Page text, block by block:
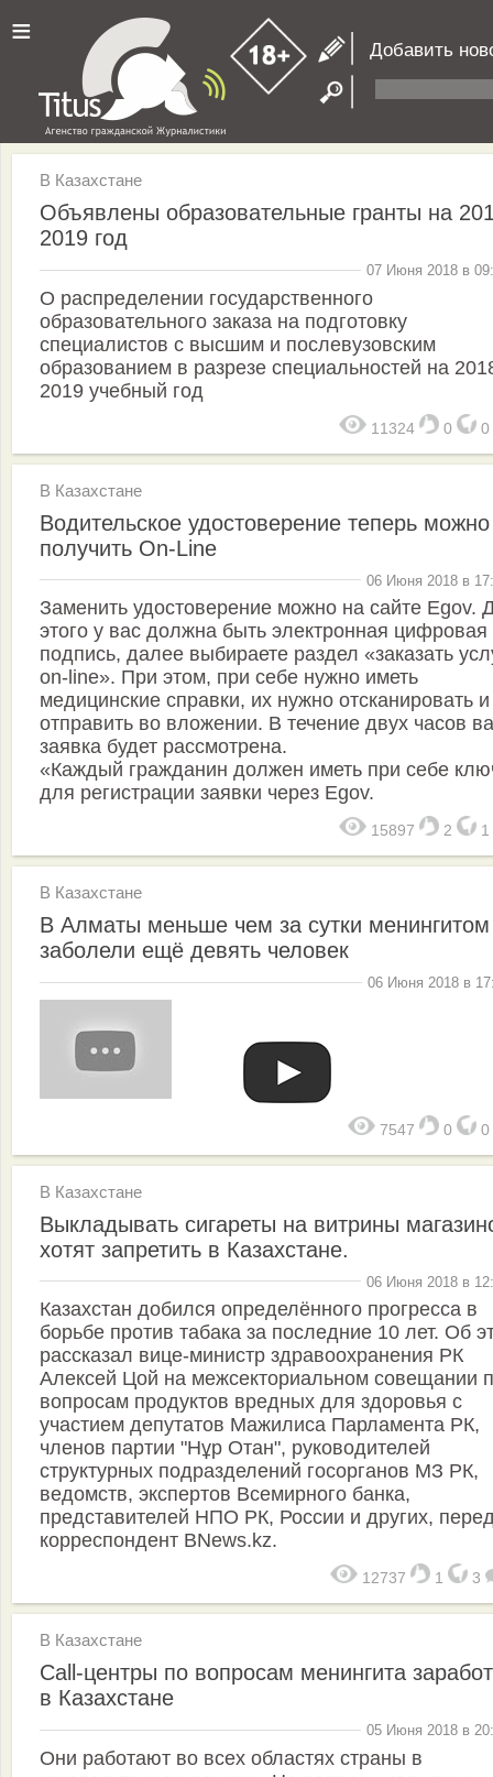
≡ Добавить
В Казахстане
Объявлены образовательные гранты на
2019 год
07 Июня 2018 в
О распределении государственного
образовательного заказа на подготовку
специалистов с высшим и послевузовским
образованием в разрезе специальностей на
2019 учебный год
11324 0 0
В Казахстане
Водительское удостоверение теперь можно
получить On-Line
06 Июня 2018 в
Заменить удостоверение можно на сайте Egov.
этого у вас должна быть электронная цифровая
подпись, далее выбираете раздел «заказать
on-line». При этом, при себе нужно иметь
медицинские справки, их нужно отсканировать и
отправить во вложении. В течение двух часов
заявка будет рассмотрена.
«Каждый гражданин должен иметь при себе
для регистрации заявки через Egov.
15897 2 1
В Казахстане
В Алматы меньше чем за сутки менингитом
заболели ещё девять человек
06 Июня 2018 в
7547 0 0
В Казахстане
Выкладывать сигареты на витрины
хотят запретить в Казахстане.
06 Июня 2018 в
Казахстан добился определённого прогресса в
борьбе против табака за последние 10 лет. Об
рассказал вице-министр здравоохранения РК
Алексей Цой на межсекториальном совещании
вопросам продуктов вредных для здоровья с
участием депутатов Мажилиса Парламента РК,
членов партии "Нұр Отан", руководителей
структурных подразделений госорганов МЗ РК,
ведомств, экспертов Всемирного банка,
представителей НПО РК, России и других,
корреспондент BNews.kz.
12737 1 3
В Казахстане
Call-центры по вопросам менингита
в Казахстане
05 Июня 2018 в
Они работают во всех областях страны в